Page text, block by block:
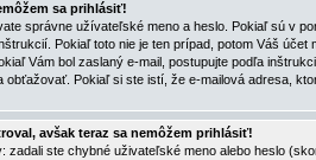
sa prihlásiť!
správne užívateľské meno a heslo. Pokiaľ sú v
Pokiaľ toto nie je ten prípad, potom Váš
Vám bol zaslaný e-mail, postupujte podľa
Pokiaľ si ste istí, že e-mailová adresa,
avšak teraz sa nemôžem prihlásiť!
zadali ste chybné uživateľské meno alebo heslo